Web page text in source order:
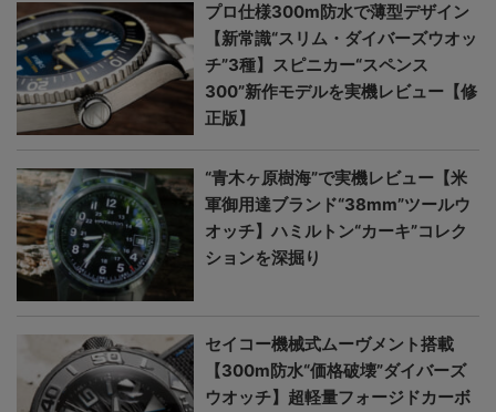
プロ仕様300m防水で薄型デザイン
【新常識“スリム・ダイバーズウオッ
チ”3種】スピニカー“スペンス
300”新作モデルを実機レビュー【修
正版】
“青木ヶ原樹海”で実機レビュー【米
軍御用達ブランド“38mm”ツールウ
オッチ】ハミルトン“カーキ”コレク
ションを深掘り
セイコー機械式ムーヴメント搭載
【300m防水“価格破壊”ダイバーズ
ウオッチ】超軽量フォージドカーボ